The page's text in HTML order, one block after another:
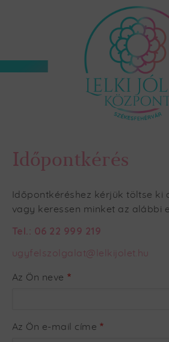
Időpontkérés
Időpontkéréshez kérjük töltse ki
vagy keressen minket az alábbi
Tel.: 06 22 999 219
ugyfelszolgalat@lelkijolet.hu
Az Ön neve
Az Ön e-mail címe